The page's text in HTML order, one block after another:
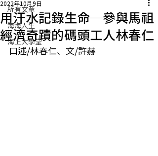
所有文章
海海人生
海上大學堂
用汗水記錄生命─參與馬祖
經濟奇蹟的碼頭工人林春仁
2022年10月9日
口述/林春仁、文/許赫